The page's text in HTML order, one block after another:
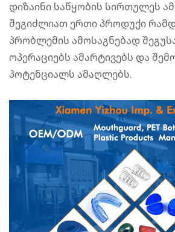
დიზაინი საწყობის სირთულეს
შეგიძლიათ ერთი პროდუქი
პრობლემის ამოსაგნებად
ოპერაციებს ამარტივებს და
პოტენციალს ამაღლებს.